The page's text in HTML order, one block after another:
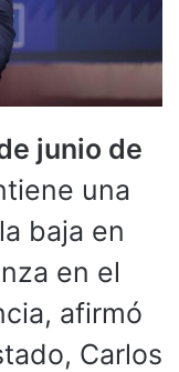
junio de
una
baja en
en el
afirmó
Carlos